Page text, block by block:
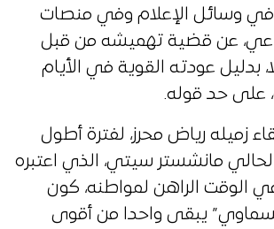
في وسائل الإعلام وفي منصات
عن قضية تهميشه من قبل
بدليل عودته القوية في الأيام
على حد قوله.
زميله رياض محرز، لفترة أطول
مانشستر سيتي، الذي اعتبره
الوقت الراهن لمواطنه، كون
السماوي” يبقى واحدا من أقوى